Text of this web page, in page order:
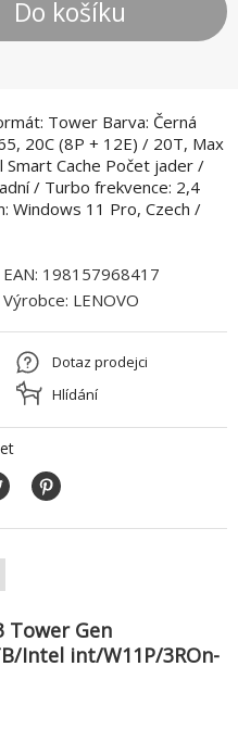
Tower Barva: Černá
20C (8P + 12E) / 20T, Max
Cache Počet jader /
/ Turbo frekvence: 2,4
Windows 11 Pro, Czech /
Do košíku
EAN: 198157968417
Výrobce: LENOVO
Dotaz prodejci
Hlídání
Tower Gen
Intel int/W11P/3ROn-